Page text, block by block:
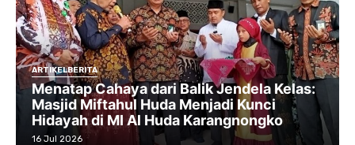
ARTIKELBERITA
Menatap Cahaya dari Balik Jendela Kelas:
Masjid Miftahul Huda Menjadi Kunci
Hidayah di MI Al Huda Karangnongko
16 Jul 2026